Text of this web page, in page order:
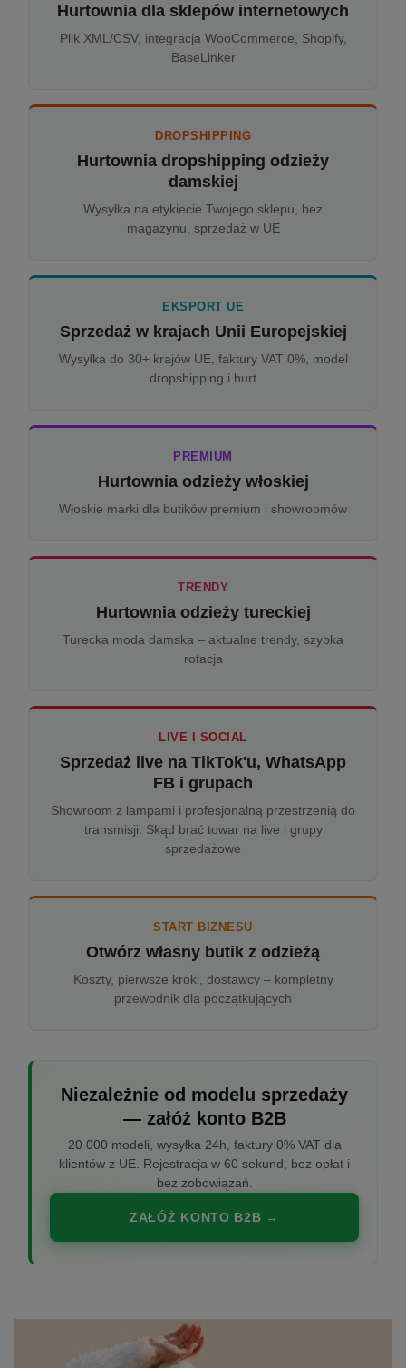
Hurtownia dla sklepów internetowych
Plik XML/CSV, integracja WooCommerce, Shopify,
BaseLinker
DROPSHIPPING
Hurtownia dropshipping odzieży
damskiej
Wysyłka na etykiecie Twojego sklepu, bez
magazynu, sprzedaż w UE
EKSPORT UE
Sprzedaż w krajach Unii Europejskiej
Wysyłka do 30+ krajów UE, faktury VAT 0%, model
dropshipping i hurt
PREMIUM
Hurtownia odzieży włoskiej
Włoskie marki dla butików premium i showroomów
TRENDY
Hurtownia odzieży tureckiej
Turecka moda damska – aktualne trendy, szybka
rotacja
LIVE I SOCIAL
Sprzedaż live na TikTok'u, WhatsApp
FB i grupach
Showroom z lampami i profesjonalną przestrzenią do
transmisji. Skąd brać towar na live i grupy
sprzedażowe
START BIZNESU
Otwórz własny butik z odzieżą
Koszty, pierwsze kroki, dostawcy – kompletny
przewodnik dla początkujących
Niezależnie od modelu sprzedaży
— załóż konto B2B
20 000 modeli, wysyłka 24h, faktury 0% VAT dla
klientów z UE. Rejestracja w 60 sekund, bez opłat i
bez zobowiązań.
ZAŁÓŻ KONTO B2B →